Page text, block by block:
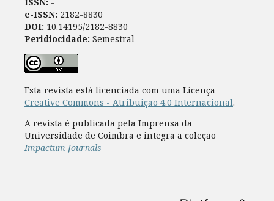
e-ISSN: 2182-8830
DOI: 10.14195/2182-8830
Peridiocidade: Semestral
Esta revista está licenciada com uma Licença
Creative Commons - Atribuição 4.0 Internacional.
A revista é publicada pela Imprensa da
Universidade de Coimbra e integra a coleção
Impactum Journals